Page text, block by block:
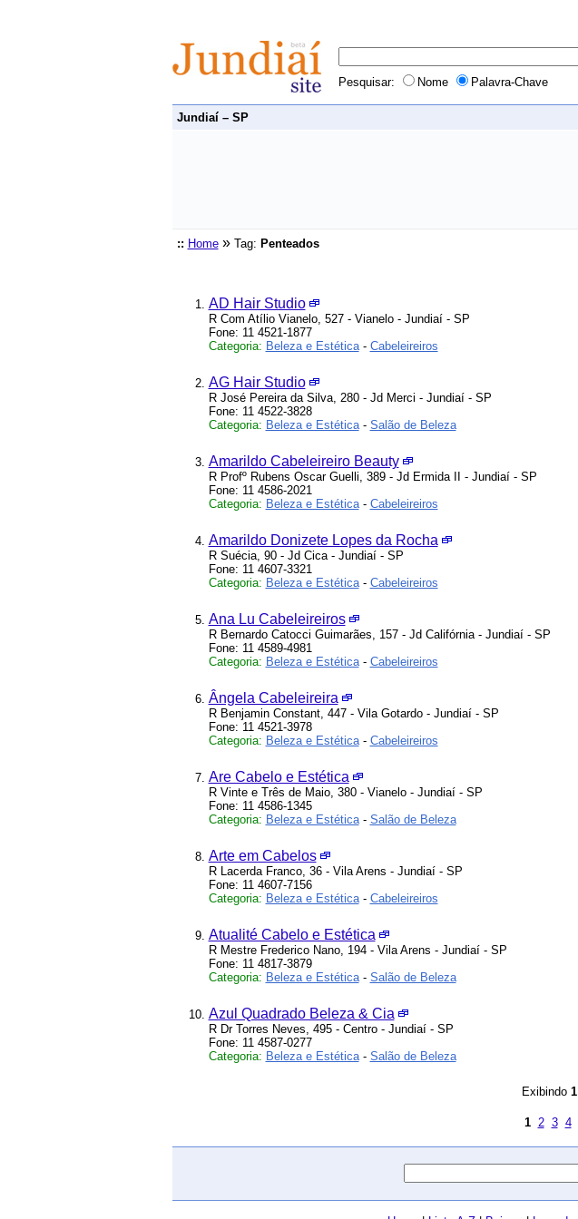
Pesquisar: Nome Palavra-Chave
Jundiaí – SP
:: Home »Tag: Penteados
AD Hair Studio
R Com Atílio Vianelo, 527 - Vianelo - Jundiaí - SP
Fone: 11 4521-1877
Categoria: Beleza e Estética- Cabeleireiros
AG Hair Studio
R José Pereira da Silva, 280 - Jd Merci - Jundiaí - SP
Fone: 11 4522-3828
Categoria: Beleza e Estética- Salão de Beleza
Amarildo Cabeleireiro Beauty
R Profº Rubens Oscar Guelli, 389 - Jd Ermida II - Jundiaí - SP
Fone: 11 4586-2021
Categoria: Beleza e Estética- Cabeleireiros
Amarildo Donizete Lopes da Rocha
R Suécia, 90 - Jd Cica - Jundiaí - SP
Fone: 11 4607-3321
Categoria: Beleza e Estética- Cabeleireiros
Ana Lu Cabeleireiros
R Bernardo Catocci Guimarães, 157 - Jd Califórnia - Jundiaí - SP
Fone: 11 4589-4981
Categoria: Beleza e Estética- Cabeleireiros
Ângela Cabeleireira
R Benjamin Constant, 447 - Vila Gotardo - Jundiaí - SP
Fone: 11 4521-3978
Categoria: Beleza e Estética- Cabeleireiros
Are Cabelo e Estética
R Vinte e Três de Maio, 380 - Vianelo - Jundiaí - SP
Fone: 11 4586-1345
Categoria: Beleza e Estética- Salão de Beleza
Arte em Cabelos
R Lacerda Franco, 36 - Vila Arens - Jundiaí - SP
Fone: 11 4607-7156
Categoria: Beleza e Estética- Cabeleireiros
Atualité Cabelo e Estética
R Mestre Frederico Nano, 194 - Vila Arens - Jundiaí - SP
Fone: 11 4817-3879
Categoria: Beleza e Estética- Salão de Beleza
Azul Quadrado Beleza & Cia
R Dr Torres Neves, 495 - Centro - Jundiaí - SP
Fone: 11 4587-0277
Categoria: Beleza e Estética- Salão de Beleza
Exibindo 1
1 2 3 4